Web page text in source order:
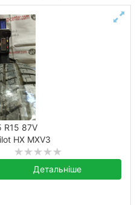
R15 87V
HX MXV3
Детальніше
до